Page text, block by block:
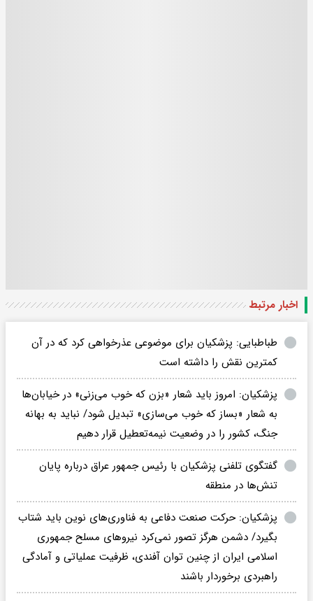
اخبار مرتبط
طباطبایی: پزشکیان برای موضوعی عذرخواهی کرد که در آن
کمترین نقش را داشته است
پزشکیان: امروز باید شعار «بزن که خوب می‌زنی» در خیابان‌ها
به شعار «بساز که خوب می‌سازی» تبدیل شود/ نباید به بهانه
جنگ، کشور را در وضعیت نیمه‌تعطیل قرار دهیم
گفتگوی تلفنی پزشکیان با رئیس جمهور عراق درباره پایان
تنش‌ها در منطقه
پزشکیان: حرکت صنعت دفاعی به فناوری‌های نوین باید شتاب
بگیرد/ دشمن هرگز تصور نمی‌کرد نیروهای مسلح جمهوری
اسلامی ایران از چنین توان آفندی، ظرفیت عملیاتی و آمادگی
راهبردی برخوردار باشند